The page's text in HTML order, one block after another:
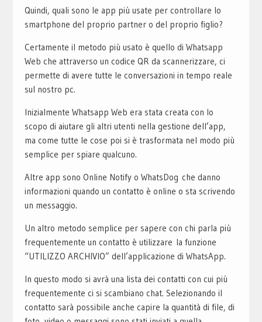
Quindi, quali sono le app più usate per controllare lo
smartphone del proprio partner o del proprio figlio?
Certamente il metodo più usato è quello di Whatsapp
Web che attraverso un codice QR da scannerizzare, ci
permette di avere tutte le conversazioni in tempo reale
sul nostro pc.
Inizialmente Whatsapp Web era stata creata con lo
scopo di aiutare gli altri utenti nella gestione dell’app,
ma come tutte le cose poi si è trasformata nel modo più
semplice per spiare qualcuno.
Altre app sono Online Notify o WhatsDog che danno
informazioni quando un contatto è online o sta scrivendo
un messaggio.
Un altro metodo semplice per sapere con chi parla più
frequentemente un contatto è utilizzare la funzione
“UTILIZZO ARCHIVIO” dell’applicazione di WhatsApp.
In questo modo si avrà una lista dei contatti con cui più
frequentemente ci si scambiano chat. Selezionando il
contatto sarà possibile anche capire la quantità di file, di